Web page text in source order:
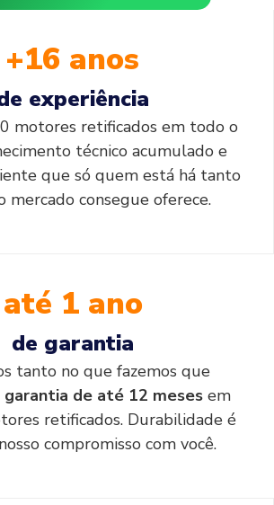
+16 anos
experiência
motores retificados em todo o
técnico acumulado e
que só quem está há tanto
mercado consegue oferece.
até 1 ano
de garantia
tanto no que fazemos que
garantia de até 12 meses em
retificados. Durabilidade é
compromisso com você.